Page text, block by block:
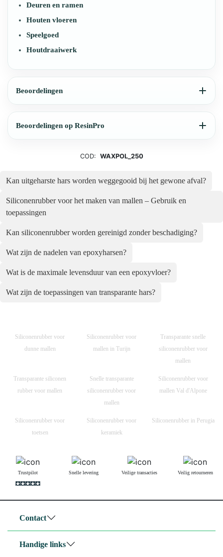
Deuren en ramen
Houten vloeren
Speelgoed
Houtdraaiwerk
Beoordelingen
Beoordelingen op ResinPro
COD: WAXPOL_250
Kan uitgeharste hars worden weggegooid bij het gewone afval?
Siliconenrubber voor het maken van mallen – Gebruik en
toepassingen
Kan siliconenrubber worden gereinigd zonder beschadiging?
Wat zijn de nadelen van epoxyharsen?
Wat is de maximale levensduur van een epoxyvloer?
Wat zijn de toepassingen van transparante hars?
Siliconenrubber voor
dunne mallen
Siliconenrubber voor
mallen in Turijn
Transparante snelle
siliconenrubber voor
mallen
Transparante siliconen
rubber voor mallen
Snelle transparante
siliconenrubber voor
mallen
Siliconenrubber voor
mallen Val d'Alpone
Siliconenrubber voor
toetsen
Siliconenrubber voor
keramiek
Siliconenrubber in Perugia
Trustpilot Snelle levering Veilige transacties Veilig retourneren
Contact
Handige links